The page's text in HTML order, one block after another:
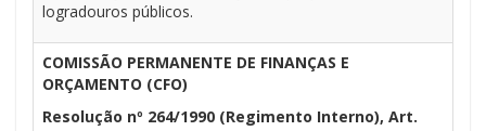
logradouros públicos.
COMISSÃO PERMANENTE DE FINANÇAS E
ORÇAMENTO (CFO)
Resolução nº 264/1990 (Regimento Interno), Art.